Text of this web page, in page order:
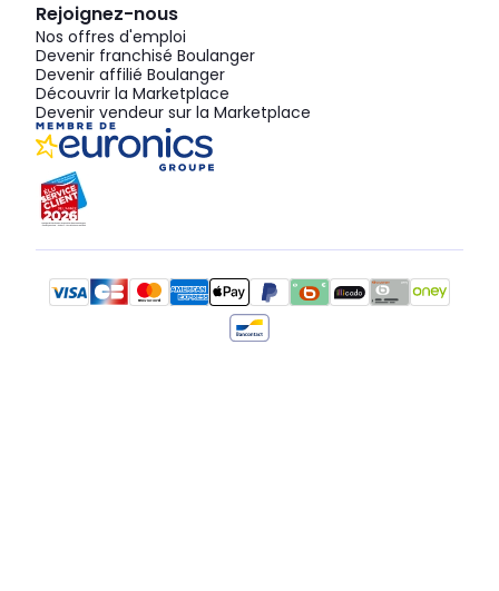
Rejoignez-nous
Nos offres d'emploi
Devenir franchisé Boulanger
Devenir affilié Boulanger
Découvrir la Marketplace
Devenir vendeur sur la Marketplace